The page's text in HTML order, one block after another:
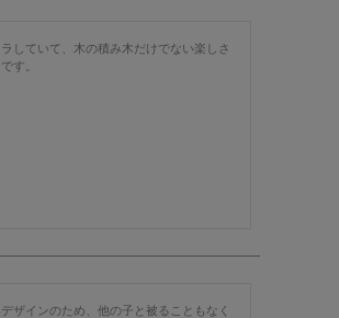
していて、木の積み木だけでない楽しさ
す。
ザインのため、他の子と被ることもなく